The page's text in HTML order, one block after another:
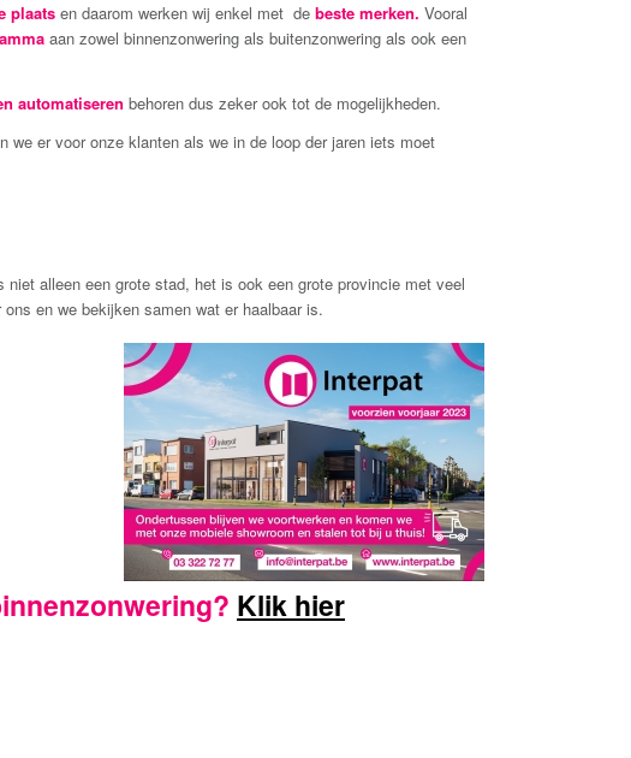
plaats en daarom werken wij enkel met de beste merken. Vooral
aan zowel binnenzonwering als buitenzonwering als ook een
automatiseren behoren dus zeker ook tot de mogelijkheden.
we er voor onze klanten als we in de loop der jaren iets moet
alleen een grote stad, het is ook een grote provincie met veel
en we bekijken samen wat er haalbaar is.
Klik hier